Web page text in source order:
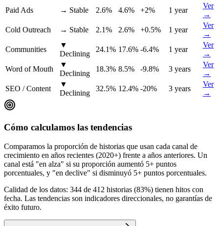
Paid Ads
→ Stable 2.6% 4.6% +2% 1 year
Ver
→
Cold Outreach
→ Stable 2.1% 2.6% +0.5% 1 year
Ver
→
Communities
▼
Declining
24.1% 17.6% -6.4% 1 year
Ver
→
Word of Mouth
▼
Declining
18.3% 8.5% -9.8% 3 years
Ver
→
SEO / Content
▼
Declining
32.5% 12.4% -20% 3 years
Ver
→
Cómo calculamos las tendencias
Comparamos la proporción de historias que usan cada canal de
crecimiento en años recientes (2020+) frente a años anteriores. Un
canal está "en alza" si su proporción aumentó 5+ puntos
porcentuales, y "en declive" si disminuyó 5+ puntos porcentuales.
Calidad de los datos: 344 de 412 historias (83%) tienen hitos con
fecha. Las tendencias son indicadores direccionales, no garantías de
éxito futuro.